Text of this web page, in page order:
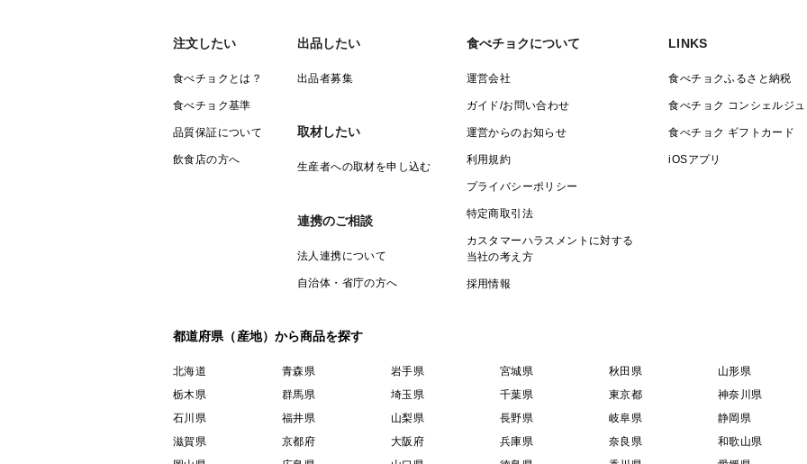
午前中・12時～14時・14時～16時・16時
望しない
の中からご選択お願いいたします。
ご希望が無いようでしたら「希望しない」
【生産地】山形県酒田市産
注文したい
食べチョクとは？
食べチョク基準
品質保証について
飲食店の方へ
出品したい
出品者募集
取材したい
生産者への取材を申し込む
連携のご相談
法人連携について
自治体・省庁の方へ
食べチョクについて
運営会社
ガイド/お問い合わせ
運営からのお知らせ
利用規約
プライバシーポリシー
特定商取引法
カスタマーハラスメントに対する
当社の考え方
採用情報
LINKS
食べチョクふるさと納税
食べチョク コンシェルジュ
食べチョク ギフトカード
iOSアプリ
都道府県（産地）から商品を探す
北海道 青森県 岩手県 宮城県 秋田県 山形県
栃木県
群馬県 埼玉県 千葉県 東京都 神奈川県
石川県
福井県 山梨県 長野県 岐阜県 静岡県
滋賀県
京都府 大阪府 兵庫県 奈良県 和歌山県